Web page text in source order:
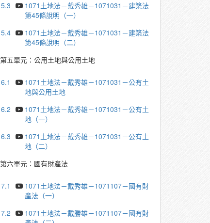
5.3
1071土地法－戴秀雄－1071031－建築法
第45條說明（一）
5.4
1071土地法－戴秀雄－1071031－建築法
第45條說明（二）
第五單元：公用土地與公用土地
6.1
1071土地法－戴秀雄－1071031－公有土
地與公用土地
6.2
1071土地法－戴秀雄－1071031－公有土
地（一）
6.3
1071土地法－戴秀雄－1071031－公有土
地（二）
第六單元：國有財產法
7.1
1071土地法－戴秀雄－1071107－國有財
產法（一）
7.2
1071土地法－戴勝雄－1071107－國有財